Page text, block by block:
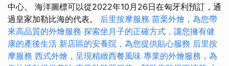
中心。 海洋圖標可以從2022年10月26日在匈牙利預訂，通
過皇家加勒比海的代表。 后里按摩服務 苗栗外燴，為您帶
來高品質的外燴服務 探索坐月子的正確方式，讓您擁有健
康的產後生活 新店區的安養院，為您提供貼心服務 后里按
摩服務 西式外燴，呈現精緻西餐風味 專業的外燴服務，為